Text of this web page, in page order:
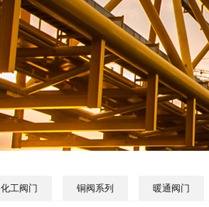
化工阀门 铜阀系列 暖通阀门